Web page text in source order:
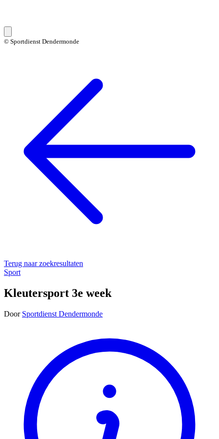
© Sportdienst Dendermonde
Terug naar zoekresultaten
Sport
Kleutersport 3e week
Door Sportdienst Dendermonde